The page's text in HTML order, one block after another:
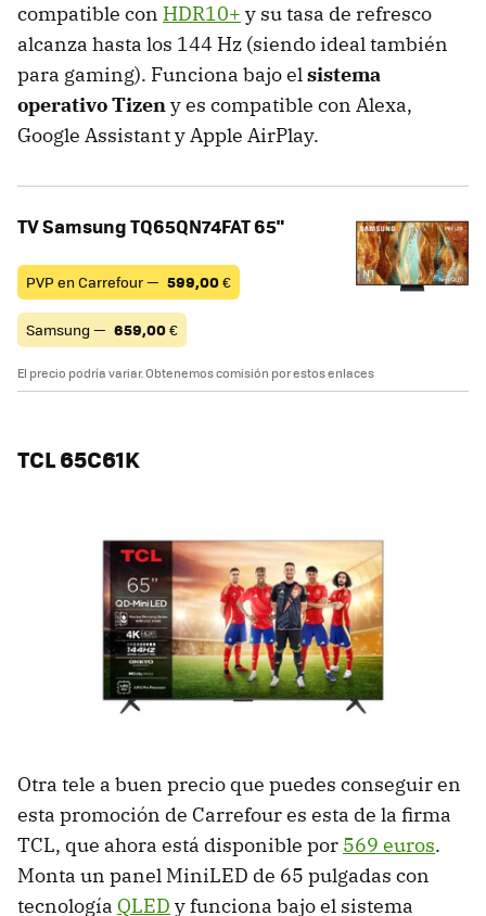
compatible con HDR10+ y su tasa de refresco
alcanza hasta los 144 Hz (siendo ideal también
para gaming). Funciona bajo elsistema
operativo Tizeny es compatible con Alexa,
Google Assistant y Apple AirPlay.
TV Samsung TQ65QN74FAT 65"
PVP en Carrefour — 599,00€
Samsung — 659,00€
El precio podría variar. Obtenemos comisión por estos enlaces
TCL 65C61K
Otra tele a buen precio que puedes conseguir en
esta promoción de Carrefour es esta de la firma
TCL, que ahora está disponible por 569 euros.
Monta un panel MiniLED de 65 pulgadas con
tecnología QLED y funciona bajo el sistema